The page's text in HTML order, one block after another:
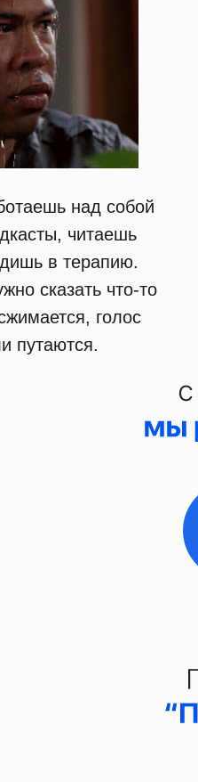
над собой
читаешь
в терапию.
сказать что-то
голос
путаются.